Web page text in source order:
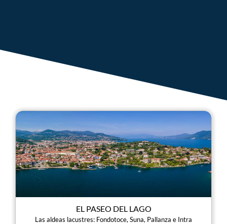
EL PASEO DEL LAGO
Las aldeas lacustres: Fondotoce, Suna, Pallanza e Intra